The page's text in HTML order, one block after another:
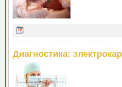
Диагностика: